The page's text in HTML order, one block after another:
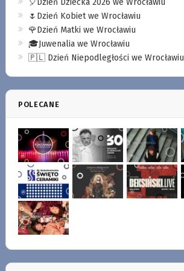
🌷Dzień Kobiet we Wrocławiu
🌹Dzień Matki we Wrocławiu
🎓Juwenalia we Wrocławiu
🇵🇱 Dzień Niepodległości we Wrocławiu
POLECANE